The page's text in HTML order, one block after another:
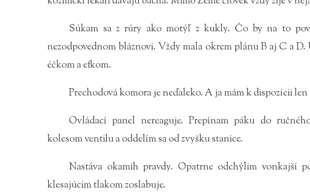
Súkam sa z rúry ako motýľ z kukly. Čo by na to
nezodpovednom bláznovi. Vždy mala okrem plánu B aj C a
éčkom a efkom.
Prechodová komora je neďaleko. A ja mám k dispozícii len
Ovládací panel nereaguje. Prepínam páku do
kolesom ventilu a oddelím sa od zvyšku stanice.
Nastáva okamih pravdy. Opatrne odchýlim vonkajší
klesajúcim tlakom zoslabuje.